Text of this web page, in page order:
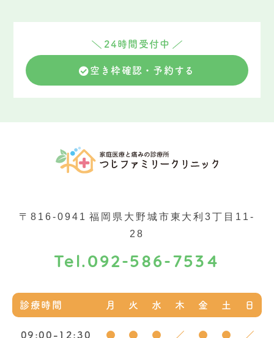
24時間受付中
空き枠確認・予約する
〒816-0941 福岡県大野城市東大利3丁目11-
28
Tel. 092-586-7534
診療時間 月 火 水 木 金 土 日
09:00-12:30 ● ● ● ／ ● ● ／